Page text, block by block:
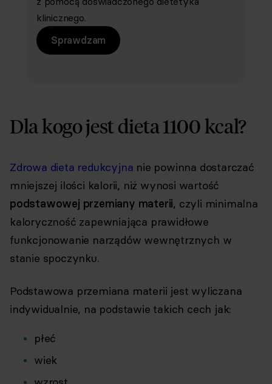
klinicznego.
Sprawdzam
Dla kogo jest dieta 1100 kcal?
Zdrowa dieta redukcyjna nie powinna dostarczać
mniejszej ilości kalorii, niż wynosi wartość
podstawowej przemiany materii, czyli minimalna
kaloryczność zapewniająca prawidłowe
funkcjonowanie narządów wewnętrznych w
stanie spoczynku.
Podstawowa przemiana materii jest wyliczana
indywidualnie, na podstawie takich cech jak:
płeć
wiek